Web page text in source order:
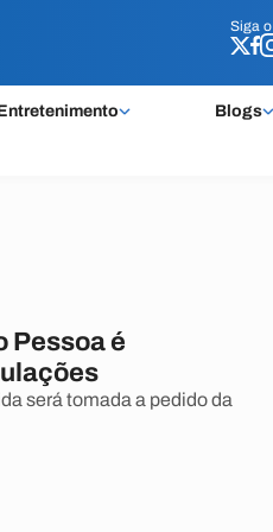
Siga o
Blogs
Siga o
Pessoa é
será tomada a pedido da